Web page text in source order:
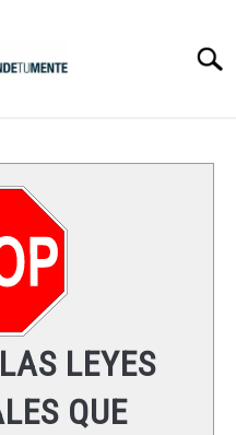
LEYES
QUE